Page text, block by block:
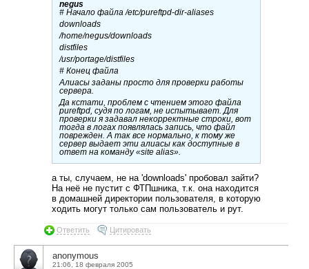
negus
# Начало файла /etc/pureftpd-dir-aliases
downloads
/home/negus/downloads
distfiles
/usr/portage/distfiles
# Конец файла
Алиасы заданы просто для проверки работы
сервера.
Да кстати, проблем с чтением этого файла
pureftpd, судя по логам, не испытывает. Для
проверки я задавал некорректные строки, вот
тогда в логах появлялась запись, что файл
поврежден. А так все нормально, к тому же
сервер выдает эти алиасы как доступные в
ответ на команду «site alias».
а ты, случаем, не на 'downloads' пробовал зайти?
На неё не пустит с ФТПшника, т.к. она находится
в домашней директории пользователя, в которую
ходить могут только сам пользователь и рут.
Ответить Цитировать
anonymous
21:06, 18 февраля 2005